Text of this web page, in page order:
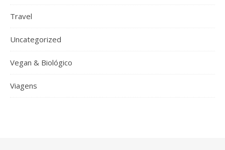
Travel
Uncategorized
Vegan & Biológico
Viagens